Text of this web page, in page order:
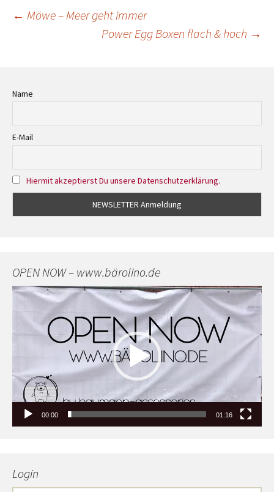
Beitrags-
← Möwe – Meer geht immer
Power Egg Boxen flach & hoch →
Name
E-Mail
Hiermit akzeptierst Du unsere Datenschutzerklärung.
OPEN NOW – www.bärolino.de
Video-
00:00 01:16
Login